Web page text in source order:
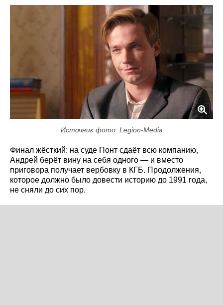
Источник фото: Legion-Media
Финал жёсткий: на суде Понт сдаёт всю компанию,
Андрей берёт вину на себя одного — и вместо
приговора получает вербовку в КГБ. Продолжения,
которое должно было довести историю до 1991 года,
не сняли до сих пор.